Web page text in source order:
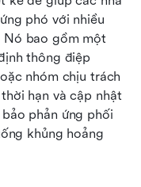
phó với nhiều
Nó bao gồm một
thông điệp
nhóm chịu trách
hạn và cập nhật
phản ứng phối
khủng hoảng